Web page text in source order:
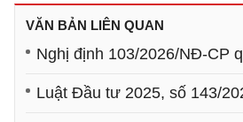
VĂN BẢN LIÊN QUAN
Nghị định 103/2026/NĐ-CP
Luật Đầu tư 2025, số 143/